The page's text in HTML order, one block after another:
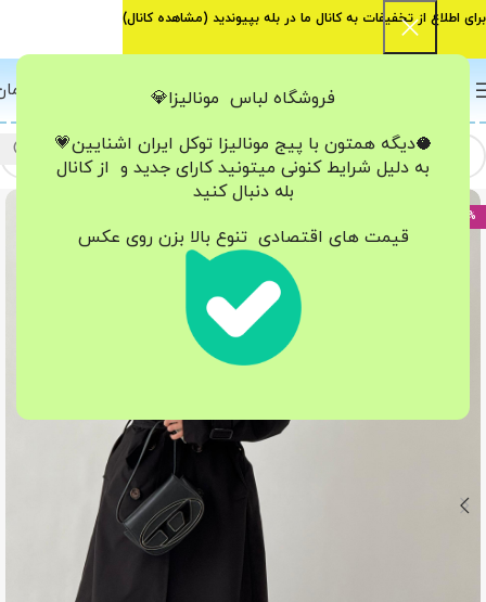
فروشگاه لباس مونالیزا💎
🥥دیگه همتون با پیج مونالیزا تو‌کل ایران اشنایین💗
به دلیل شرایط کنونی میتونید کارای جدید و از کانال
بله دنبال کنید
قیمت های اقتصادی تنوع بالا بزن روی عکس
-23%
برای اطلاع از تخفیفات به کانال ما در بله بپیوندید (مشاهده کانال)